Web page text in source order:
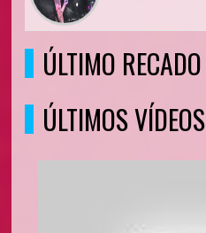
ÚLTIMO RECADO
ÚLTIMOS VÍDEOS